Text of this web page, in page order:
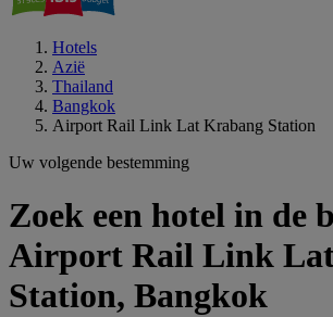
Hotels
Azië
Thailand
Bangkok
Airport Rail Link Lat Krabang Station
Uw volgende bestemming
Zoek een hotel in de
Airport Rail Link
Station, Bangkok